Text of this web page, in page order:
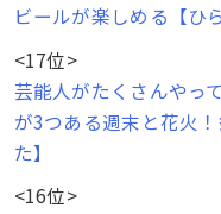
ビールが楽しめる【ひ
<17位>
芸能人がたくさんやっ
が3つある週末と花火
た】
<16位>